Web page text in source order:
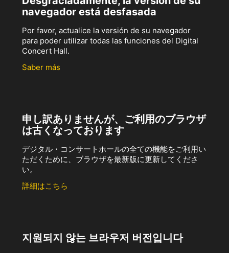
navegador está desfasada
Por favor, actualice la versión de su navegador
para poder utilizar todas las funciones del Digital
Concert Hall.
Saber más
申し訳ありませんが、ご利用のブラウザ
は古くなっております
デジタル・コンサートホールの全ての機能をご利用い
ただくために、ブラウザを最新版に更新してくださ
い。
詳細はこちら
지원되지 않는 브라우저 버전입니다